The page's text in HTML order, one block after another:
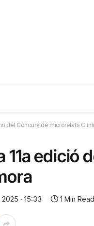
del Concurs de microrelats
11a edició
· 15:33 1 Min Read